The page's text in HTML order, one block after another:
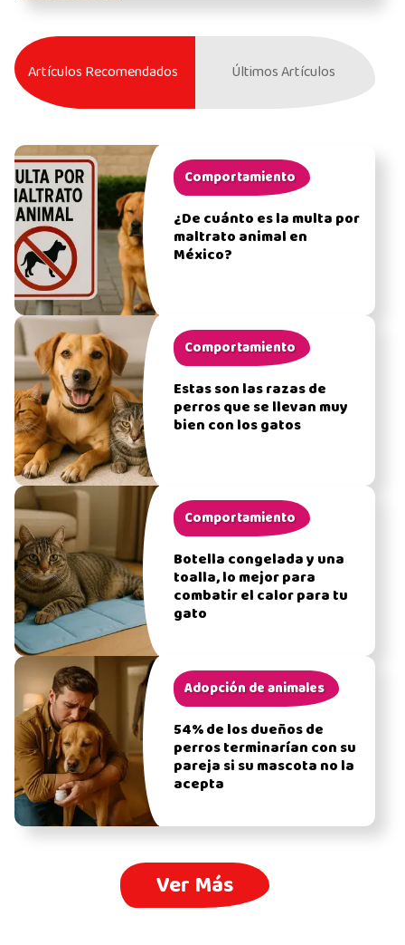
Artículos Recomendados Últimos Artículos
Comportamiento
¿De cuánto es la multa por
maltrato animal en
México?
Comportamiento
Estas son las razas de
perros que se llevan muy
bien con los gatos
Comportamiento
Botella congelada y una
toalla, lo mejor para
combatir el calor para tu
gato
Adopción de animales
54% de los dueños de
perros terminarían con su
pareja si su mascota no la
acepta
Ver Más